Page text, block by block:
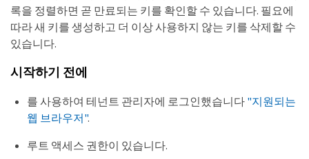
록을 정렬하면 곧 만료되는 키를 확인할 수 있습니다. 필요에
따라 새 키를 생성하고 더 이상 사용하지 않는 키를 삭제할 수
있습니다.
시작하기 전에
를 사용하여 테넌트 관리자에 로그인했습니다 "지원되는
웹 브라우저".
루트 액세스 권한이 있습니다.